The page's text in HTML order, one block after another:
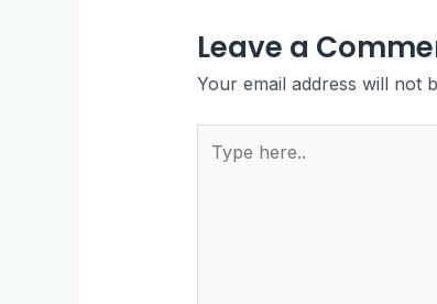
Leave a
Your email address will not